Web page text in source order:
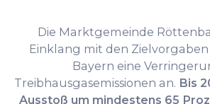
Die Marktgemeinde
Einklang mit den Zielvorgaben
Bayern eine
Treibhausgasemissionen an. Bis
Ausstoß um mindestens 65